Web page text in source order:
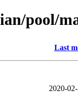
pool/
Last
2020-